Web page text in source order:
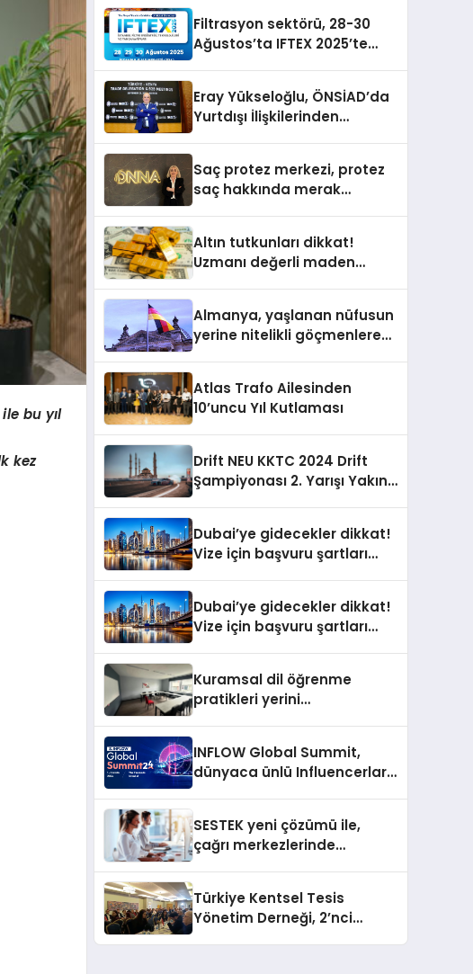
bu yıl
kez
Filtrasyon sektörü, 28-30
Ağustos’ta IFTEX 2025’te
Eray Yükseloğlu, ÖNSİAD’da
Yurtdışı İlişkilerinden
Saç protez merkezi, protez
saç hakkında merak
Altın tutkunları dikkat!
Uzmanı değerli maden
Almanya, yaşlanan nüfusun
yerine nitelikli göçmenlere
Atlas Trafo Ailesinden
10’uncu Yıl Kutlaması
Drift NEU KKTC 2024 Drift
Şampiyonası 2. Yarışı Yakın
Dubai’ye gidecekler dikkat!
Vize için başvuru şartları
Dubai’ye gidecekler dikkat!
Vize için başvuru şartları
Kuramsal dil öğrenme
pratikleri yerini
INFLOW Global Summit,
dünyaca ünlü Influencerları
SESTEK yeni çözümü ile,
çağrı merkezlerinde
Türkiye Kentsel Tesis
Yönetim Derneği, 2’nci